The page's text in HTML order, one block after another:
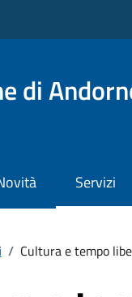
di
Servizi
/ Cultura e tempo